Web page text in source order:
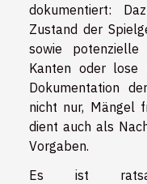
dokumentiert:
Zustand der
sowie potenzielle
Kanten oder lose
Dokumentation
nicht nur, Mängel
dient auch als
Vorgaben.
Es ist